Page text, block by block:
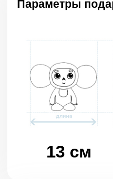
Параметры
13 см